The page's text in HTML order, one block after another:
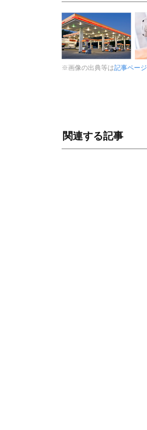
※画像の出典等は記事ページ
関連する記事